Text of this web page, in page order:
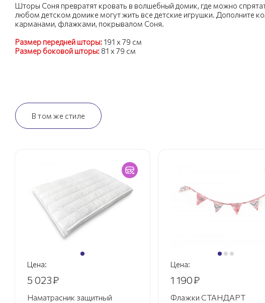
Шторы Соня превратят кровать в волшебный домик, где можно
любом детском домике могут жить все детские игрушки. Дополните
карманами, флажками, покрывалом Соня.
Размер передней шторы: 191 х 79 см
Размер боковой шторы: 81 х 79 см
В том же стиле
Цена:
5 023₽
Наматрасник защитный
Цена:
1 190₽
Флажки СТАНДАРТ